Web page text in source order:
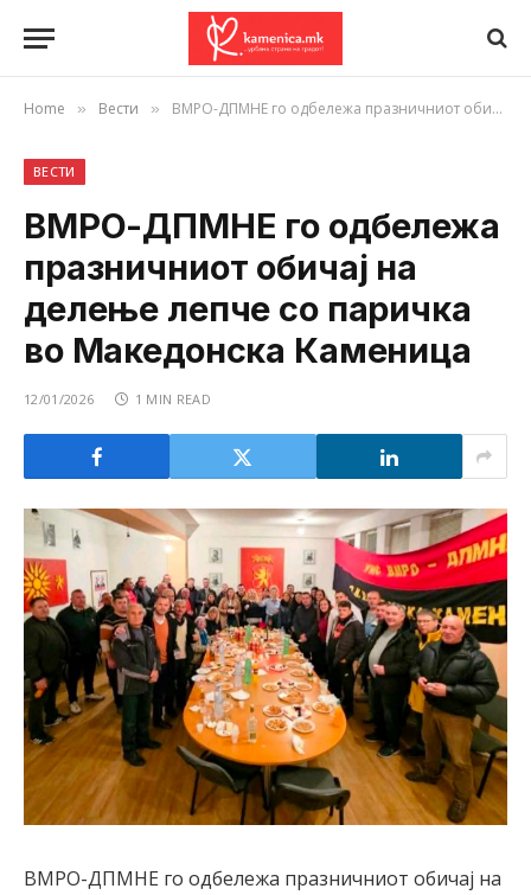
Home » Вести » ВМРО-ДПМНЕ го одбележа празничниот обичај на делење лепче со паричка во Македонска Каменица
ВЕСТИ
ВМРО-ДПМНЕ го одбележа
празничниот обичај на
делење лепче со паричка
во Македонска Каменица
12/01/2026 1 MIN READ
ВМРО-ДПМНЕ го одбележа празничниот обичај на